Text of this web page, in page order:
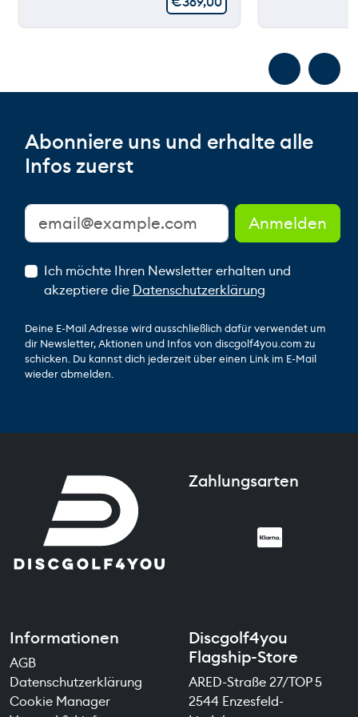
Abonniere uns und erhalte alle
Infos zuerst
Ich möchte Ihren Newsletter erhalten und
akzeptiere die Datenschutzerklärung
Deine E-Mail Adresse wird ausschließlich dafür verwendet um
dir Newsletter, Aktionen und Infos von discgolf4you.com zu
schicken. Du kannst dich jederzeit über einen Link im E-Mail
wieder abmelden.
Zahlungsarten
Informationen
AGB
Datenschutzerklärung
Cookie Manager
Discgolf4you
Flagship-Store
ARED-Straße 27/TOP 5
2544 Enzesfeld-